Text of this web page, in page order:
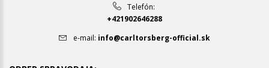
Telefón:
+421902646288
e-mail: info@carltorsberg-official.sk